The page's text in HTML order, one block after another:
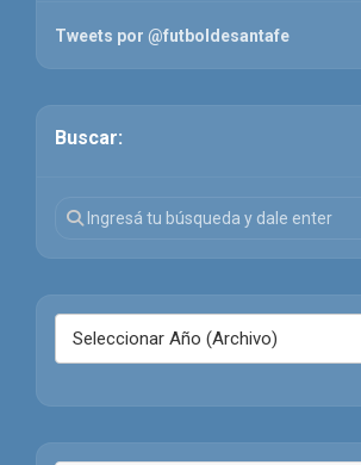
Tweets por @futboldesantafe
Buscar: